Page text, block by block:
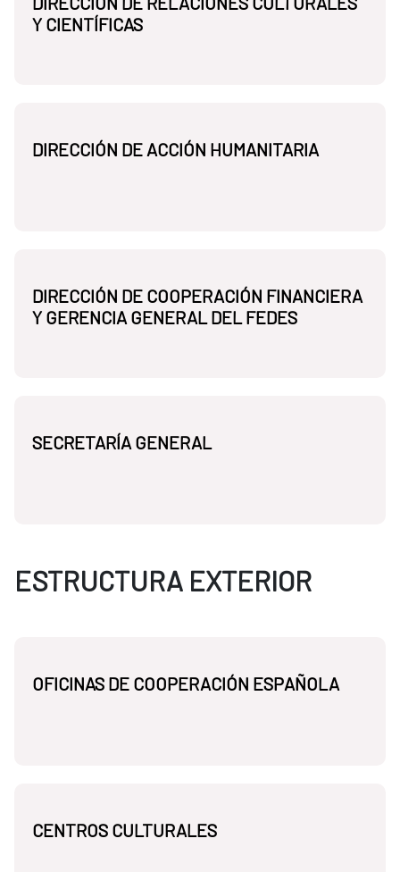
Y CIENTÍFICAS
DIRECCIÓN DE ACCIÓN HUMANITARIA
DIRECCIÓN DE COOPERACIÓN FINANCIERA
Y GERENCIA GENERAL DEL FEDES
SECRETARÍA GENERAL
ESTRUCTURA EXTERIOR
OFICINAS DE COOPERACIÓN ESPAÑOLA
CENTROS CULTURALES